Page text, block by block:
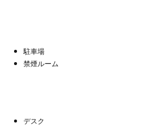
駐車場
禁煙ルーム
デスク